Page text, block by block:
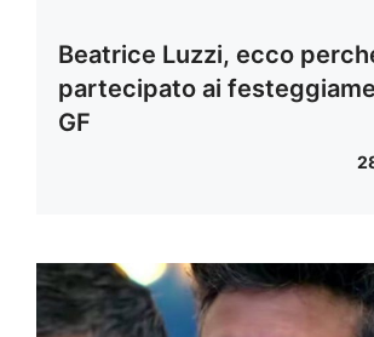
Beatrice Luzzi, ecco
partecipato ai
GF